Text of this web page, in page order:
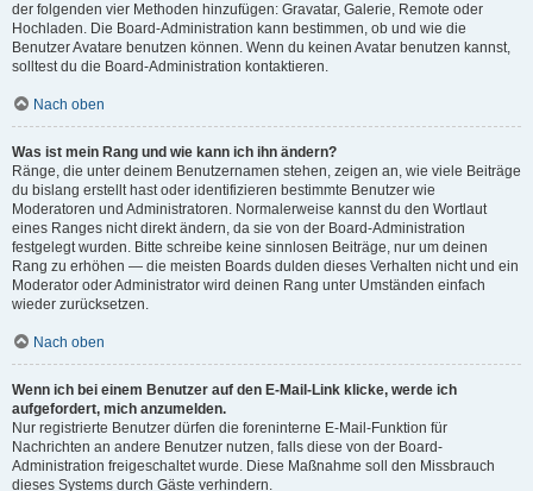
der folgenden vier Methoden hinzufügen: Gravatar, Galerie, Remote oder
Hochladen. Die Board-Administration kann bestimmen, ob und wie die
Benutzer Avatare benutzen können. Wenn du keinen Avatar benutzen kannst,
solltest du die Board-Administration kontaktieren.
Nach oben
Was ist mein Rang und wie kann ich ihn ändern?
Ränge, die unter deinem Benutzernamen stehen, zeigen an, wie viele Beiträge
du bislang erstellt hast oder identifizieren bestimmte Benutzer wie
Moderatoren und Administratoren. Normalerweise kannst du den Wortlaut
eines Ranges nicht direkt ändern, da sie von der Board-Administration
festgelegt wurden. Bitte schreibe keine sinnlosen Beiträge, nur um deinen
Rang zu erhöhen — die meisten Boards dulden dieses Verhalten nicht und ein
Moderator oder Administrator wird deinen Rang unter Umständen einfach
wieder zurücksetzen.
Nach oben
Wenn ich bei einem Benutzer auf den E-Mail-Link klicke, werde ich
aufgefordert, mich anzumelden.
Nur registrierte Benutzer dürfen die foreninterne E-Mail-Funktion für
Nachrichten an andere Benutzer nutzen, falls diese von der Board-
Administration freigeschaltet wurde. Diese Maßnahme soll den Missbrauch
dieses Systems durch Gäste verhindern.